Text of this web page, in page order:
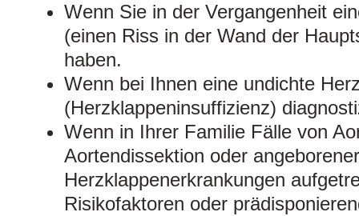
Wenn Sie in der Vergangenheit
(einen Riss in der Wand der
haben.
Wenn bei Ihnen eine undichte
(Herzklappeninsuffizienz)
Wenn in Ihrer Familie Fälle von
Aortendissektion oder angeborener
Herzklappenerkrankungen
Risikofaktoren oder